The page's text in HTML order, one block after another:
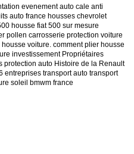
evenement auto cale anti
auto france housses chevrolet
housse fiat 500 sur mesure
pollen carrosserie protection voiture
voiture. comment plier housse
investissement Propriétaires
protection auto Histoire de la Renault
entreprises transport auto transport
soleil bmwm france